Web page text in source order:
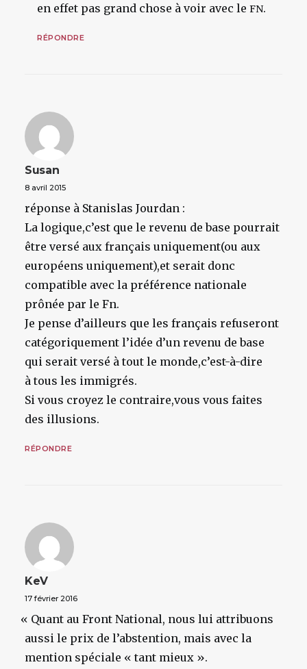
en effet pas grand chose à voir avec le FN.
RÉPONDRE
Susan
8 avril 2015
réponse à Stanislas Jourdan :
La logique,c’est que le revenu de base pourrait
être versé aux français uniquement(ou aux
européens uniquement),et serait donc
compatible avec la préférence nationale
prônée par le Fn.
Je pense d’ailleurs que les français refuseront
catégoriquement l’idée d’un revenu de base
qui serait versé à tout le monde,c’est-à-dire
à tous les immigrés.
Si vous croyez le contraire,vous vous faites
des illusions.
RÉPONDRE
KeV
17 février 2016
« Quant au Front National, nous lui attribuons
aussi le prix de l’abstention, mais avec la
mention spéciale « tant mieux ».